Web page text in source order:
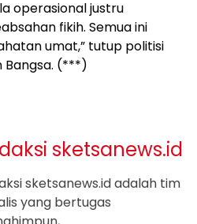
operasional justru
fikih. Semua ini
umat,” tutup politisi
Bangsa. (***)
sketsanews.id
sketsanews.id adalah tim
yang bertugas